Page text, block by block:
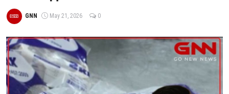
Энтертайнмент
Live
Гадаад мэдээ
GNN May 21, 2026 0